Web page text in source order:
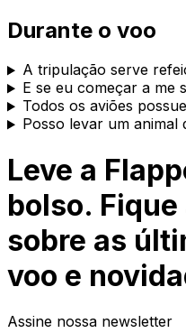
Durante o voo
A tripulação serve
E se eu começar a me
Todos os aviões
Posso levar um animal
Leve a
bolso.
sobre as
voo e
Assine nossa newsletter